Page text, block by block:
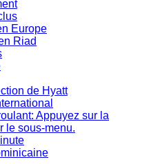
Europe
Riad
de Hyatt
Appuyez sur la
le sous-menu.